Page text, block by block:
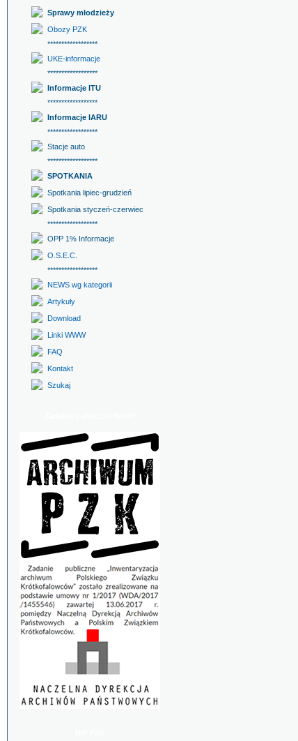
Sprawy młodzieży
Obozy PZK
******************
UKE-informacje
******************
Informacje ITU
******************
Informacje IARU
******************
Stacje auto
******************
SPOTKANIA
Spotkania lipiec-grudzień
Spotkania styczeń-czerwiec
******************
OPP 1% Informacje
O.S.E.C.
******************
NEWS wg kategorii
Artykuły
Download
Linki WWW
FAQ
Kontakt
Szukaj